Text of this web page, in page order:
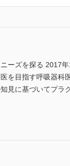
ズを探る 2017
を目指す呼吸器
見に基づいてプラ